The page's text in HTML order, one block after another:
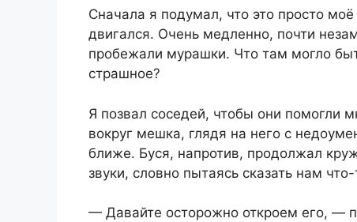
Сначала я подумал, что это просто
двигался. Очень медленно, почти
пробежали мурашки. Что там могло
страшное?
Я позвал соседей, чтобы они помогли
вокруг мешка, глядя на него с
ближе. Буся, напротив, продолжал
звуки, словно пытаясь сказать нам
— Давайте осторожно откроем его, —